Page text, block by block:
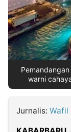
Follow
Kabarbaru
warni
Jurnalis: Wafil